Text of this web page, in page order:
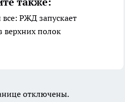
РЖД запускает
верхних полок
отключены.